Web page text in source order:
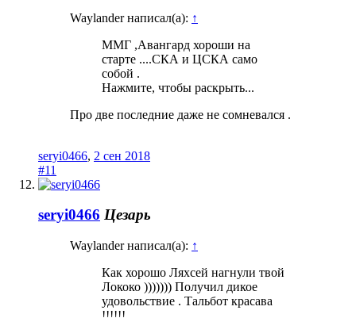
Waylander написал(а): ↑
ММГ ,Авангард хороши на
старте ....СКА и ЦСКА само
собой .
Нажмите, чтобы раскрыть...
Про две последние даже не сомневался .
seryi0466, 2 сен 2018
#11
seryi0466 Цезарь
Waylander написал(а): ↑
Как хорошо Ляхсей нагнули твой
Лококо ))))))) Получил дикое
удовольствие . Тальбот красава